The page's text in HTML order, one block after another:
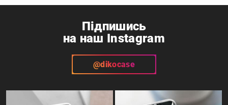
Підпишись
на наш Instagram
@dikocase